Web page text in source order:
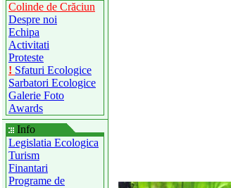
Colinde de Crăciun
Despre noi
Echipa
Activitati
Proteste
! Sfaturi Ecologice
Sarbatori Ecologice
Galerie Foto
Awards
Info
Legislatia Ecologica
Turism
Finantari
Programe de